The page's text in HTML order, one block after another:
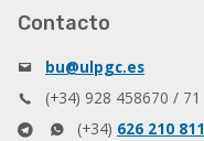
Contacto
bu@ulpgc.es
(+34) 928 458670 / 71
(+34) 626 210 811